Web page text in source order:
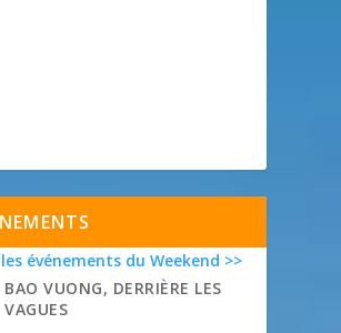
événements du Weekend >>
BAO VUONG, DERRIÈRE LES
VAGUES